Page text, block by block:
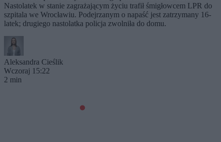
Nastolatek w stanie zagrażającym życiu trafił śmigłowcem LPR do
szpitala we Wrocławiu. Podejrzanym o napaść jest zatrzymany 16-
latek; drugiego nastolatka policja zwolniła do domu.
Aleksandra Cieślik
Wczoraj 15:22
2 min